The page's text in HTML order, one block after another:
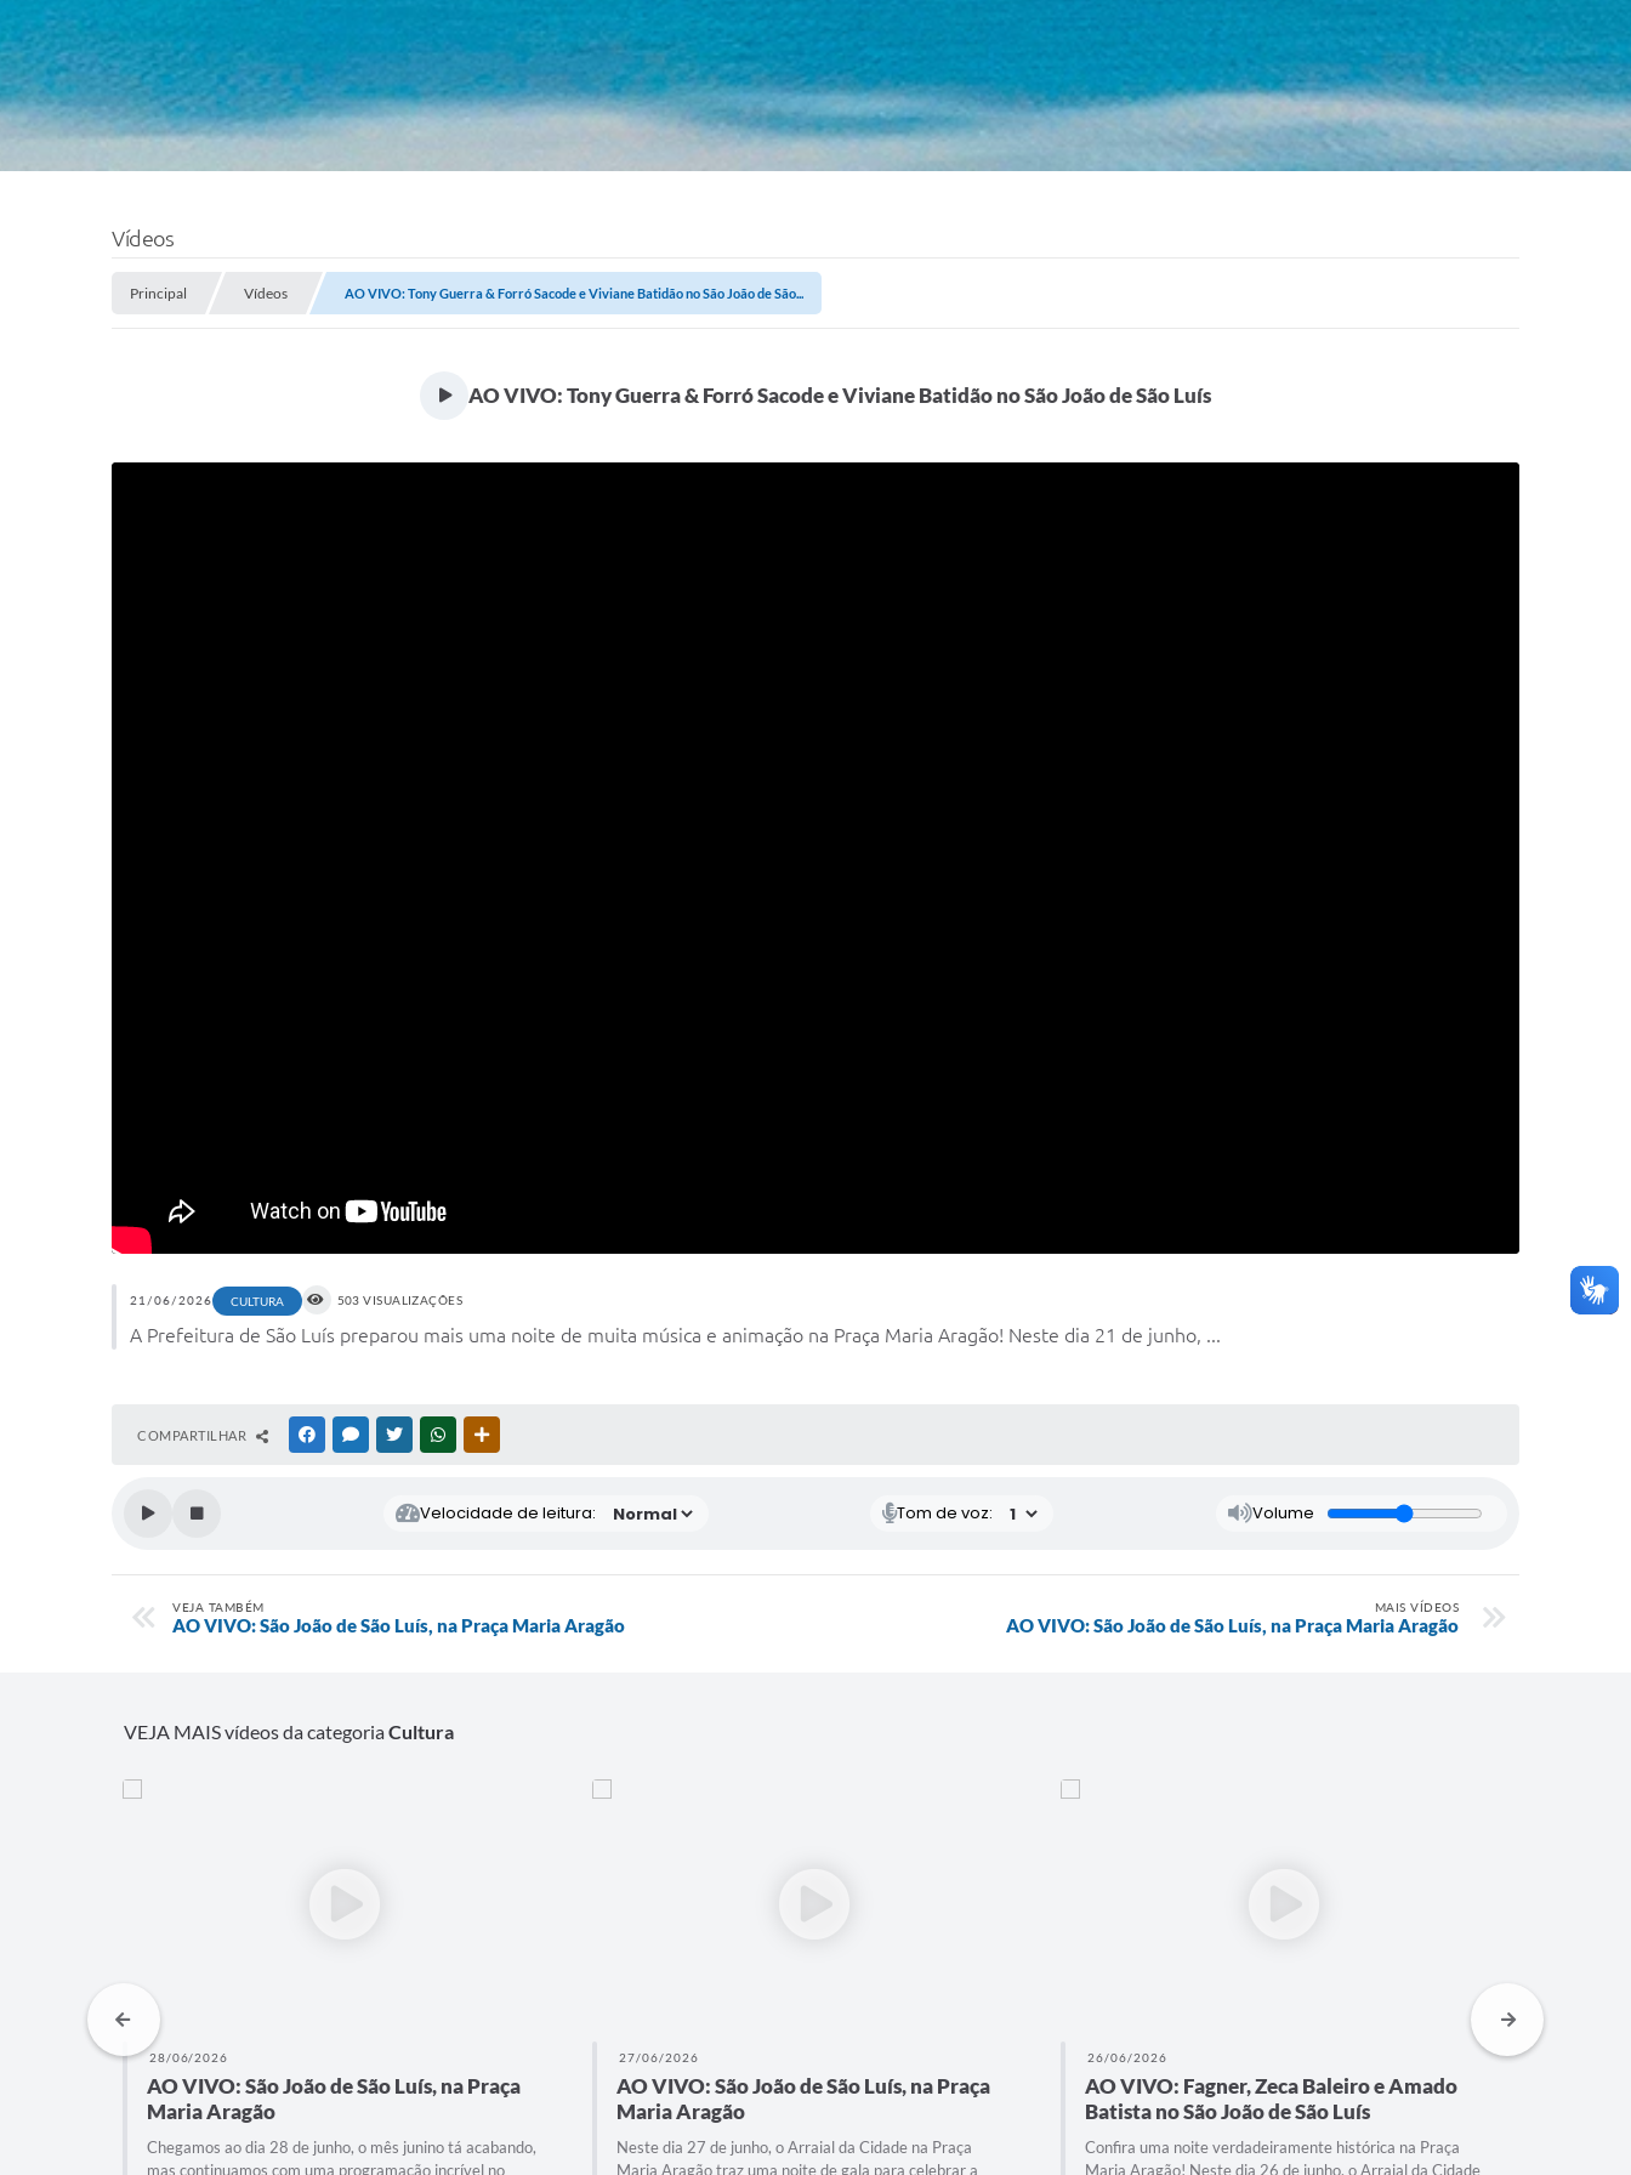
Vídeos
Principal Vídeos AO VIVO: Tony Guerra & Forró Sacode e Viviane Batidão no São João de São...
AO VIVO: Tony Guerra & Forró Sacode e Viviane Batidão no São João de São Luís
21/06/2026 CULTURA 503 VISUALIZAÇÕES
A Prefeitura de São Luís preparou mais uma noite de muita música e animação na Praça Maria Aragão! Neste dia 21 de junho, ...
COMPARTILHAR FACEBOOKMESSENGER
TWITTERWHATSAPP
Velocidade de leitura: Tom de voz: Volume
VEJA TAMBÉM
AO VIVO: São João de São Luís, na Praça Maria Aragão
MAIS VÍDEOS
AO VIVO: São João de São Luís, na Praça Maria Aragão
VEJA MAIS vídeos da categoriaCultura
27/06/2026
AO VIVO: São João de São Luís, na Praça
Maria Aragão
Neste dia 27 de junho, o Arraial da Cidade na Praça
Maria Aragão traz uma noite de gala para celebrar a
26/06/2026
AO VIVO: Fagner, Zeca Baleiro e Amado
Batista no São João de São Luís
Confira uma noite verdadeiramente histórica na Praça
Maria Aragão! Neste dia 26 de junho, o Arraial da Cidade
26/06/2026
AO VIVO: São João de São Luís, na Praça
Maria Aragão
Junho está acabando, então não é dia de perder mais
uma apresentação no nosso Arraial da Cidade, na Praça